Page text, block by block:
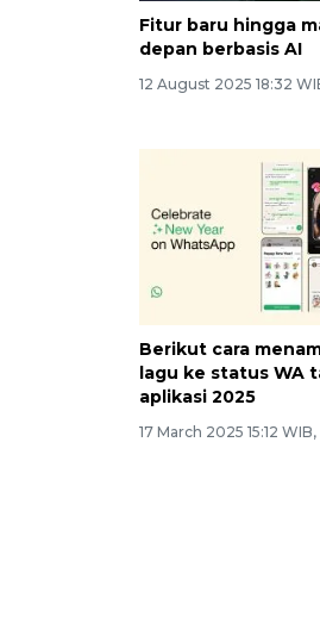
Fitur baru hingga
depan berbasis AI
12 August 2025 18:32
Berikut cara
lagu ke status WA
aplikasi 2025
17 March 2025 15:12